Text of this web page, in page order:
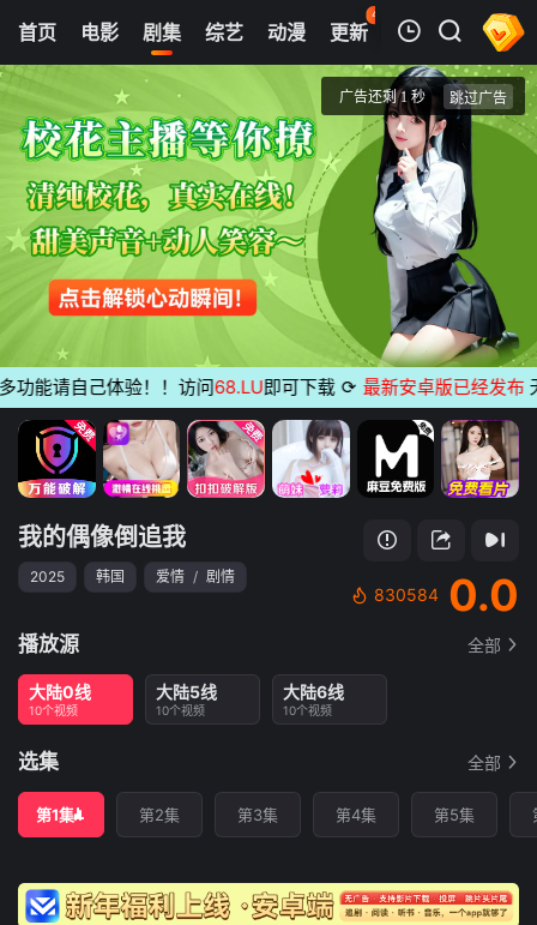
首页 电影 剧集 综艺 动漫 更新
45
热榜 APP
我的观影记录
第1集
我的偶像倒追我
清空
自己体验！！访问 68.LU即可下载 ⟳ 最新安卓版已经发布无广
我的偶像倒追我
2025 韩国 爱情 / 剧情
830584 0.0
播放源 全部
大陆0线
10个视频
大陆5线
10个视频
大陆6线
10个视频
选集 全部
第1集 第2集 第3集 第4集 第5集